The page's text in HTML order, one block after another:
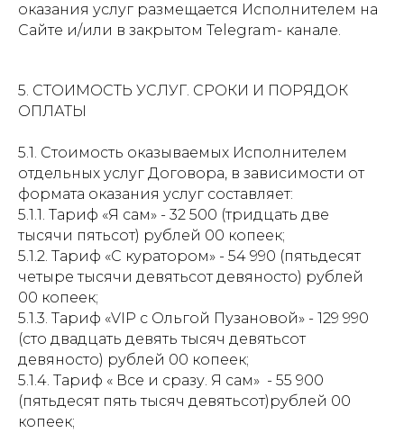
оказания услуг размещается Исполнителем на
Сайте и/или в закрытом Telegram- канале.
5. СТОИМОСТЬ УСЛУГ. СРОКИ И ПОРЯДОК
ОПЛАТЫ
5.1. Стоимость оказываемых Исполнителем
отдельных услуг Договора, в зависимости от
формата оказания услуг составляет:
5.1.1. Тариф «Я сам» - 32 500 (тридцать две
тысячи пятьсот) рублей 00 копеек;
5.1.2. Тариф «С куратором» - 54 990 (пятьдесят
четыре тысячи девятьсот девяносто) рублей
00 копеек;
5.1.3. Тариф «VIP c Ольгой Пузановой» - 129 990
(сто двадцать девять тысяч девятьсот
девяносто) рублей 00 копеек;
5.1.4. Тариф « Все и сразу. Я сам» - 55 900
(пятьдесят пять тысяч девятьсот)рублей 00
копеек;